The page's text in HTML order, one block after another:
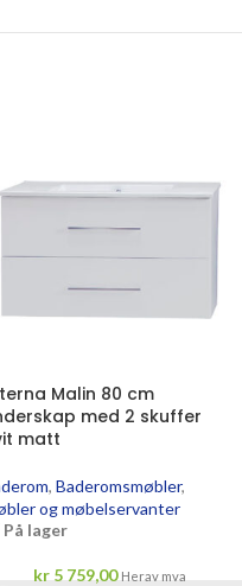
Malin 80 cm
med 2 skuffer
matt
, Baderomsmøbler,
og møbelservanter
På lager
kr5 759,00 Herav mva